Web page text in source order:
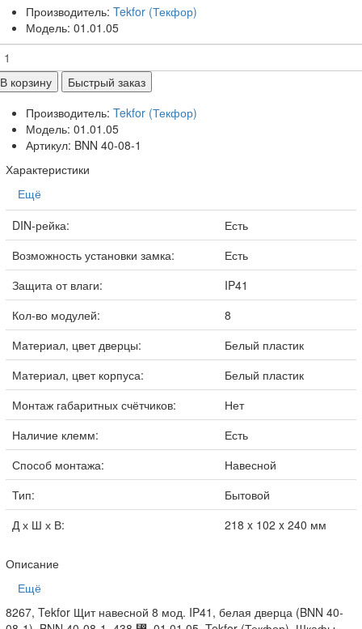
Производитель: Tekfor (Текфор)
Модель: 01.01.05
В корзину
Быстрый заказ
Производитель: Tekfor (Текфор)
Модель: 01.01.05
Артикул: BNN 40-08-1
Характеристики
Ещё
DIN-рейка:
Есть
Возможность установки замка:
Есть
Защита от влаги:
IP41
Кол-во модулей:
8
Материал, цвет дверцы:
Белый пластик
Материал, цвет корпуса:
Белый пластик
Монтаж габаритных счётчиков:
Нет
Наличие клемм:
Есть
Способ монтажа:
Навесной
Тип:
Бытовой
Д х Ш х В:
218 x 102 x 240 мм
Описание
Ещё
8267, Tekfor Щит навесной 8 мод. IP41, белая дверца (BNN 40-